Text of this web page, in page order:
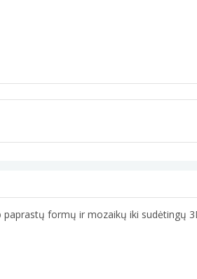
formų ir mozaikų iki sudėtingų